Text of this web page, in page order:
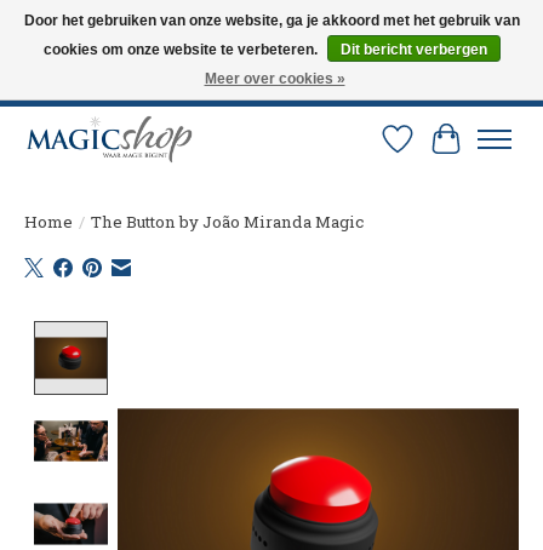
Altijd de nieuwste trucs op voorraad. Snelle verzending via PostNL en DHL.
Langskomen in onze winkel? Bel of mail om een afspraak te maken. 0251-
Verlanglijst
Home / The Button by João Miranda Magic
Door het gebruiken van onze website, ga je akkoord met het gebruik van
cookies om onze website te verbeteren.
Dit bericht verbergen
Meer over cookies »